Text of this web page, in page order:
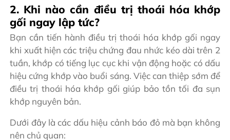
2. Khi nào cần điều trị thoái hóa khớp
gối ngay lập tức?
Bạn cần tiến hành điều trị thoái hóa khớp gối ngay
khi xuất hiện các triệu chứng đau nhức kéo dài trên 2
tuần, khớp có tiếng lục cục khi vận động hoặc có dấu
hiệu cứng khớp vào buổi sáng. Việc can thiệp sớm để
điều trị thoái hóa khớp gối giúp bảo tồn tối đa sụn
khớp nguyên bản.
Dưới đây là các dấu hiệu cảnh báo đỏ mà bạn không
nên chủ quan: